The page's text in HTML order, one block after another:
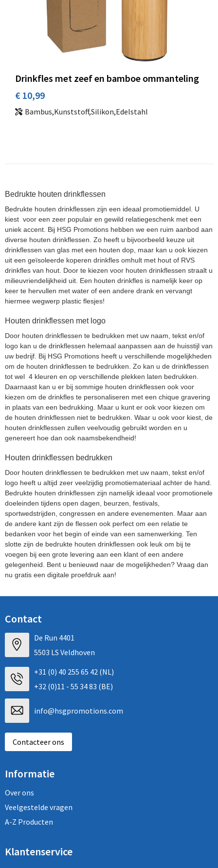
Drinkfles met zeef en bamboe ommanteling
€ 10,99
Bambus,Kunststoff,Silikon,Edelstahl
Bedrukte houten drinkflessen
Bedrukte houten drinkflessen zijn een ideaal promotiemiddel. U
kiest voor een zeer populair en gewild relatiegeschenk met een
uniek accent. Bij HSG Promotions hebben we een ruim aanbod aan
diverse houten drinkflessen. Zo heeft u bijvoorbeeld keuze uit
drinkflessen van glas met een houten dop, maar kan u ook kiezen
uit een geïsoleerde koperen drinkfles omhult met hout of RVS
drinkfles van hout. Door te kiezen voor houten drinkflessen straalt u
milieuvriendelijkheid uit. Een houten drinkfles is namelijk keer op
keer te hervullen met water of een andere drank en vervangt
hiermee wegwerp plastic flesjes!
Houten drinkflessen met logo
Door houten drinkflessen te bedrukken met uw naam, tekst en/of
logo kan u de drinkflessen helemaal aanpassen aan de huisstijl van
uw bedrijf. Bij HSG Promotions heeft u verschillende mogelijkheden
om de houten drinkflessen te bedrukken. Zo kan u de drinkflessen
tot wel 4 kleuren en op verschillende plekken laten bedrukken.
Daarnaast kan u er bij sommige houten drinkflessen ook voor
kiezen om de drinkfles te personaliseren met een chique gravering
in plaats van een bedrukking. Maar u kunt er ook voor kiezen om
de houten drinkflessen niet te bedrukken. Waar u ook voor kiest, de
houten drinkflessen zullen veelvoudig gebruikt worden en u
genereert hoe dan ook naamsbekendheid!
Houten drinkflessen bedrukken
Door houten drinkflessen te bedrukken met uw naam, tekst en/of
logo heeft u altijd zeer veelzijdig promotiemateriaal achter de hand.
Bedrukte houten drinkflessen zijn namelijk ideaal voor promotionele
doeleinden tijdens open dagen, beurzen, festivals,
sportwedstrijden, congressen en andere evenementen. Maar aan
de andere kant zijn de flessen ook perfect om een relatie te
bedanken voor het begin of einde van een samenwerking. Ten
slotte zijn de bedrukte houten drinkflessen ook leuk om bij te
voegen bij een grote levering aan een klant of een andere
gelegenheid. Bent u benieuwd naar de mogelijkheden? Vraag dan
nu gratis een digitale proefdruk aan!
Contact
De Run 4401
5503 LS Veldhoven
+31 (0) 40 255 65 42 (NL)
+32 (0)11 - 55 34 83 (BE)
info@hsgpromotions.com
Contacteer ons
Informatie
Over ons
Veelgestelde vragen
A-Z Producten
Klantenservice